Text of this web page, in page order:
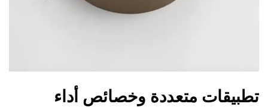
تطبيقات متعددة وخصائص أداء